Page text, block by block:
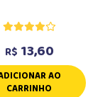
R$ 13,60
AO
CARRINHO